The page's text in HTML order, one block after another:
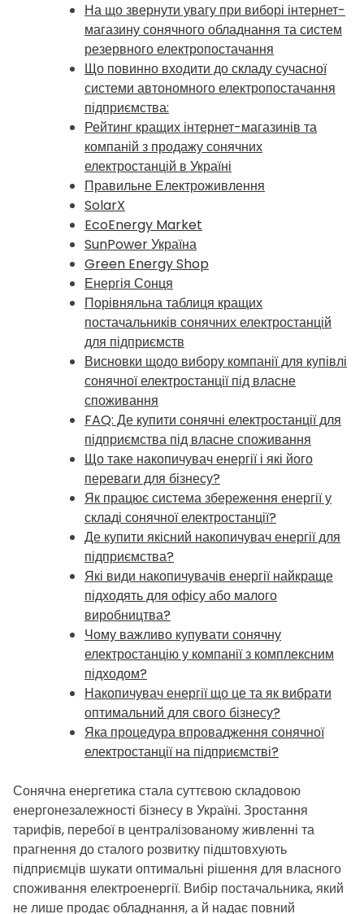
a
d
t
i
e
На що звернути увагу при виборі інтернет-
магазину сонячного обладнання та систем
резервного електропостачання
Що повинно входити до складу сучасної
системи автономного електропостачання
підприємства:
Рейтинг кращих інтернет-магазинів та
компаній з продажу сонячних
електростанцій в Україні
Правильне Електроживлення
SolarX
EcoEnergy Market
SunPower Україна
Green Energy Shop
Енергія Сонця
Порівняльна таблиця кращих
постачальників сонячних електростанцій
для підприємств
Висновки щодо вибору компанії для купівлі
сонячної електростанції під власне
споживання
FAQ: Де купити сонячні електростанції для
підприємства під власне споживання
Що таке накопичувач енергії і які його
переваги для бізнесу?
Як працює система збереження енергії у
складі сонячної електростанції?
Де купити якісний накопичувач енергії для
підприємства?
Які види накопичувачів енергії найкраще
підходять для офісу або малого
виробництва?
Чому важливо купувати сонячну
електростанцію у компанії з комплексним
підходом?
Накопичувач енергії що це та як вибрати
оптимальний для свого бізнесу?
Яка процедура впровадження сонячної
електростанції на підприємстві?
Сонячна енергетика стала суттєвою складовою
енергонезалежності бізнесу в Україні. Зростання
тарифів, перебої в централізованому живленні та
прагнення до сталого розвитку підштовхують
підприємців шукати оптимальні рішення для власного
споживання електроенергії. Вибір постачальника, який
не лише продає обладнання, а й надає повний